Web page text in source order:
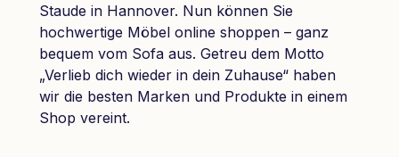
Staude in Hannover. Nun können Sie
hochwertige Möbel online shoppen – ganz
bequem vom Sofa aus. Getreu dem Motto
„Verlieb dich wieder in dein Zuhause“ haben
wir die besten Marken und Produkte in einem
Shop vereint.